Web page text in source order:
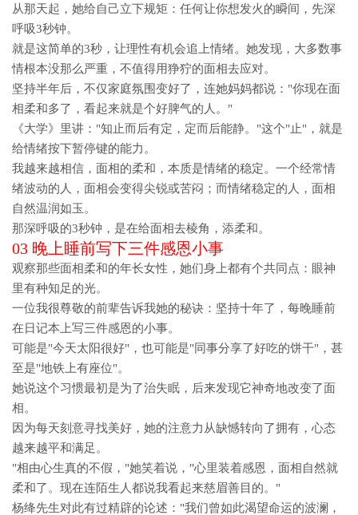
从那天起，她给自己立下规矩：任何让你想发火的瞬间，先深
呼吸3秒钟。
就是这简单的3秒，让理性有机会追上情绪。她发现，大多数事
情根本没那么严重，不值得用狰狞的面相去应对。
坚持半年后，不仅家庭氛围变好了，连她妈妈都说："你现在面
相柔和多了，看起来就是个好脾气的人。"
《大学》里讲："知止而后有定，定而后能静。"这个"止"，就是
给情绪按下暂停键的能力。
我越来越相信， 面相的柔和，本质是情绪的稳定。一个经常情
绪波动的人，面相会变得尖锐或苦闷；而情绪稳定的人，面相
自然温润如玉。
那深呼吸的3秒钟，是在给面相去棱角，添柔和。
03 晚上睡前写下三件感恩小事
观察那些面相柔和的年长女性，她们身上都有个共同点：眼神
里有种知足的光。
一位我很尊敬的前辈告诉我她的秘诀：坚持十年了，每晚睡前
在日记本上写三件感恩的小事。
可能是"今天太阳很好"，也可能是"同事分享了好吃的饼干"，甚
至是"地铁上有座位"。
她说这个习惯最初是为了治失眠，后来发现它神奇地改变了面
相。
因为每天刻意寻找美好，她的注意力从缺憾转向了拥有，心态
越来越平和满足。
"相由心生真的不假，"她笑着说，"心里装着感恩，面相自然就
柔和了。现在连陌生人都说我看起来慈眉善目的。"
杨绛先生对此有过精辟的论述："我们曾如此渴望命运的波澜，